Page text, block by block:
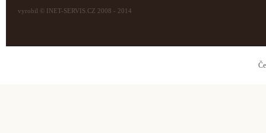
vyrobil © INET-SERVIS.CZ 2008 - 2014